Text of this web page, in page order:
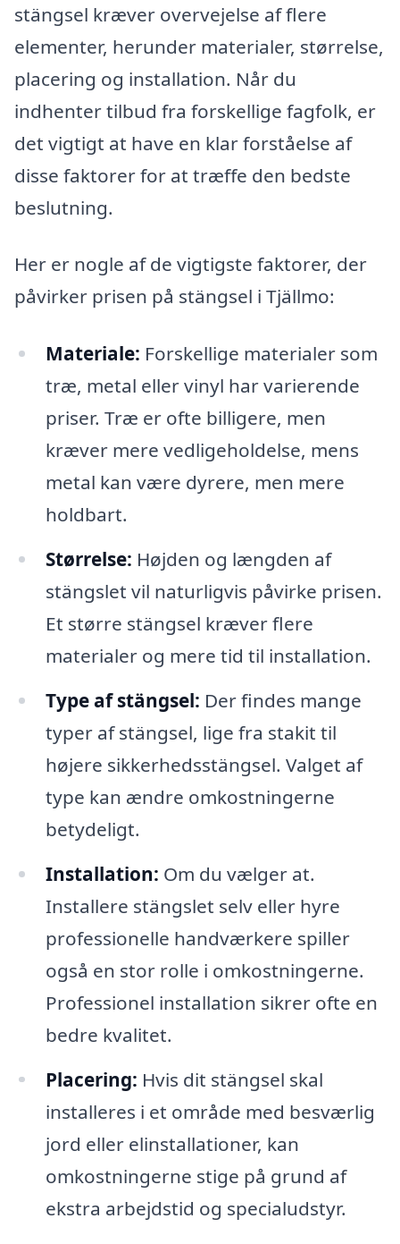
stängsel kræver overvejelse af flere
elementer, herunder materialer, størrelse,
placering og installation. Når du
indhenter tilbud fra forskellige fagfolk, er
det vigtigt at have en klar forståelse af
disse faktorer for at træffe den bedste
beslutning.
Her er nogle af de vigtigste faktorer, der
påvirker prisen på stängsel i Tjällmo:
Materiale: Forskellige materialer som
træ, metal eller vinyl har varierende
priser. Træ er ofte billigere, men
kræver mere vedligeholdelse, mens
metal kan være dyrere, men mere
holdbart.
Størrelse: Højden og længden af
stängslet vil naturligvis påvirke prisen.
Et større stängsel kræver flere
materialer og mere tid til installation.
Type af stängsel: Der findes mange
typer af stängsel, lige fra stakit til
højere sikkerhedsstängsel. Valget af
type kan ændre omkostningerne
betydeligt.
Installation: Om du vælger at.
Installere stängslet selv eller hyre
professionelle handværkere spiller
også en stor rolle i omkostningerne.
Professionel installation sikrer ofte en
bedre kvalitet.
Placering: Hvis dit stängsel skal
installeres i et område med besværlig
jord eller elinstallationer, kan
omkostningerne stige på grund af
ekstra arbejdstid og specialudstyr.